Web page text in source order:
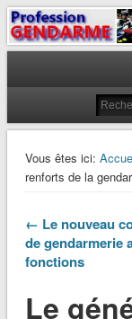
Le journal des
Vous êtes ici:
renforts de la
← Le nouveau
de gendarmerie
fonctions
Le